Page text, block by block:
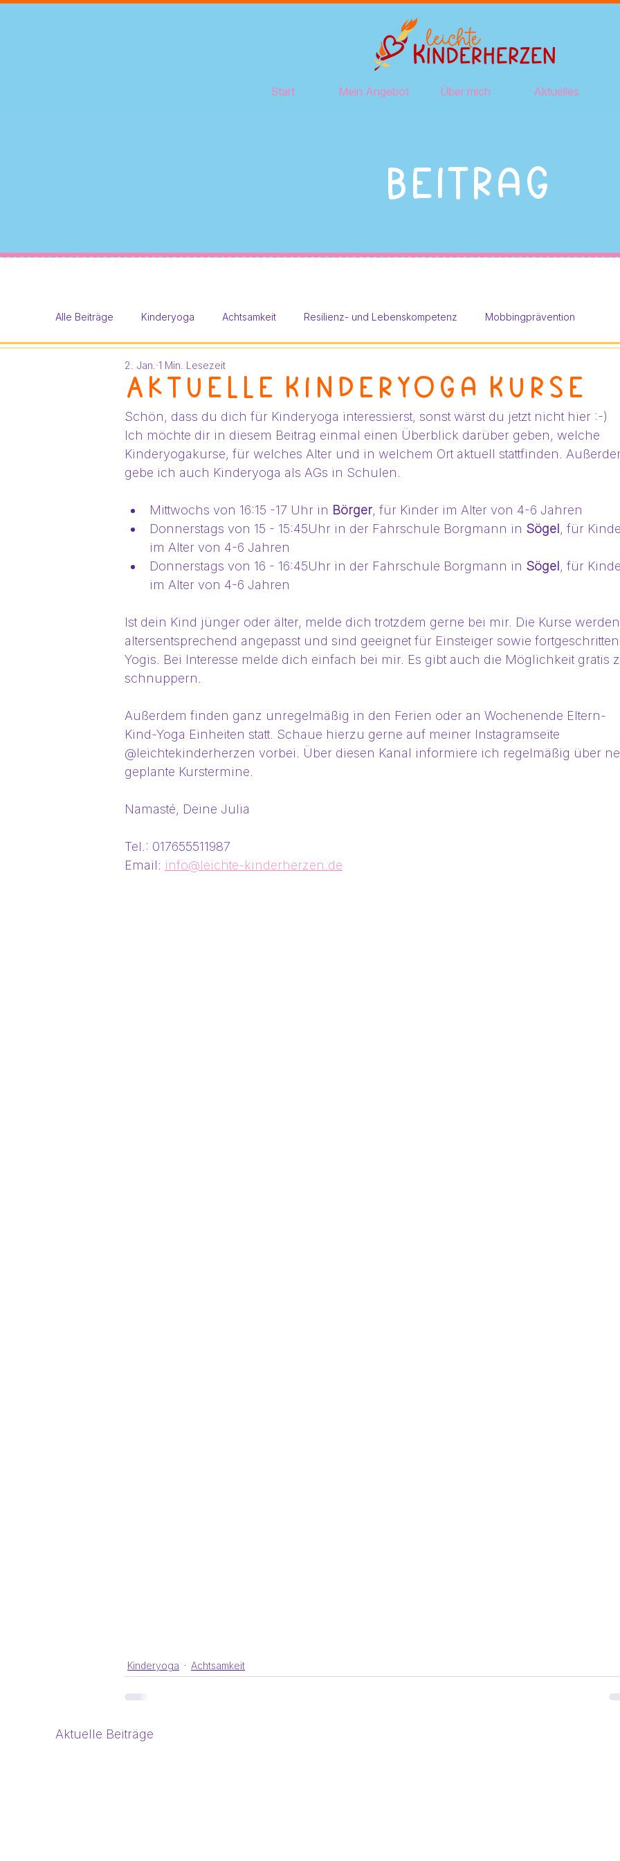
Start Mein Angebot Über mich Aktuelles
Beitrag
Alle Beiträge Kinderyoga Achtsamkeit Resilienz- und Lebenskompetenz Mobbingprävention
Aktuelle Kinderyoga Kurse
2. Jan. 1 Min. Lesezeit
Schön, dass du dich für Kinderyoga interessierst, sonst wärst du jetzt nicht hier :-)
Ich möchte dir in diesem Beitrag einmal einen Überblick darüber geben, welche
Kinderyogakurse, für welches Alter und in welchem Ort aktuell stattfinden.
gebe ich auch Kinderyoga als AGs in Schulen.
Mittwochs von 16:15 -17 Uhr in Börger, für Kinder im Alter von 4-6 Jahren
Donnerstags von 15 - 15:45Uhr in der Fahrschule Borgmann in Sögel, für
im Alter von 4-6 Jahren
Donnerstags von 16 - 16:45Uhr in der Fahrschule Borgmann in Sögel, für
im Alter von 4-6 Jahren
Ist dein Kind jünger oder älter, melde dich trotzdem gerne bei mir. Die Kurse werden
altersentsprechend angepasst und sind geeignet für Einsteiger sowie
Yogis. Bei Interesse melde dich einfach bei mir. Es gibt auch die Möglichkeit gratis
schnuppern.
Außerdem finden ganz unregelmäßig in den Ferien oder an Wochenende Eltern-
Kind-Yoga Einheiten statt. Schaue hierzu gerne auf meiner Instagramseite
@leichtekinderherzen vorbei. Über diesen Kanal informiere ich regelmäßig über
geplante Kurstermine.
Namasté, Deine Julia
Tel.: 017655511987
Email: info@leichte-kinderherzen.de
Kinderyoga Achtsamkeit
Aktuelle Beiträge